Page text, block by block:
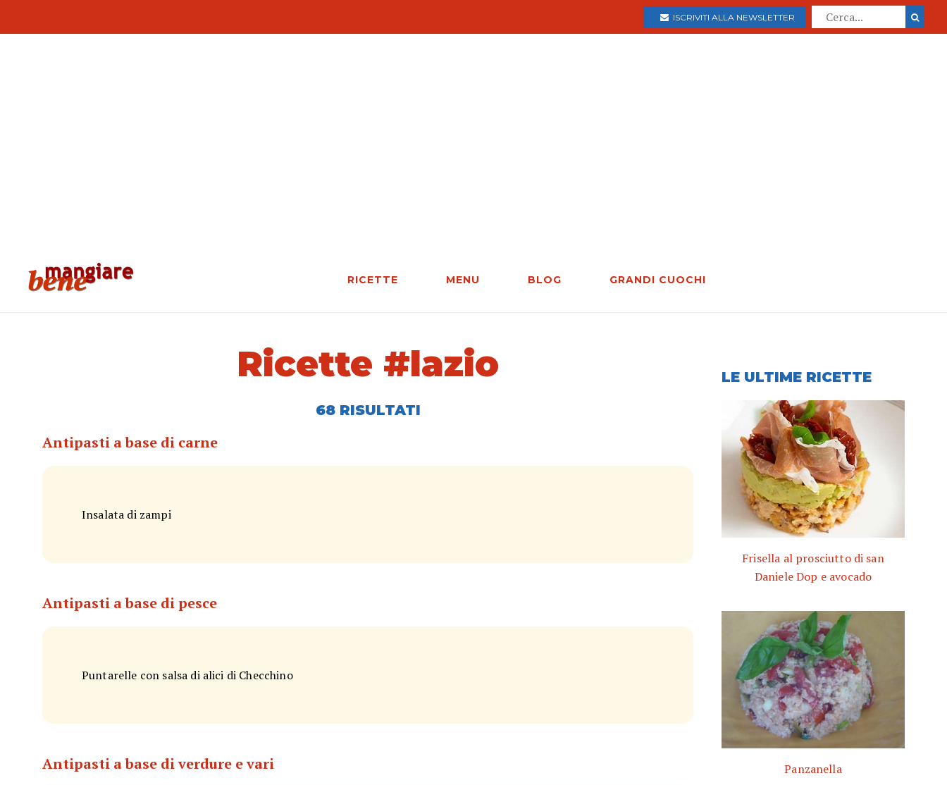
ISCRIVITI ALLA NEWSLETTER
RICETTE MENU BLOG GRANDI CUOCHI
Ricette #lazio
68 RISULTATI
Antipasti a base di carne
Insalata di zampi
Antipasti a base di pesce
Puntarelle con salsa di alici di Checchino
Antipasti a base di verdure e vari
LE ULTIME RICETTE
Frisella al prosciutto di san
Daniele Dop e avocado
Panzanella